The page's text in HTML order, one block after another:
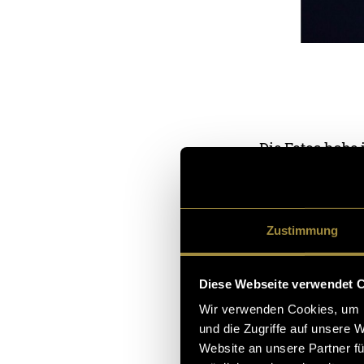
Zustimmung
Diese Webseite verwendet
Wir verwenden Cookies,
und die Zugriffe auf unsere
Website an unsere Partner
Die Fotos
Elemente aus
Gaussian
Threshold-
und